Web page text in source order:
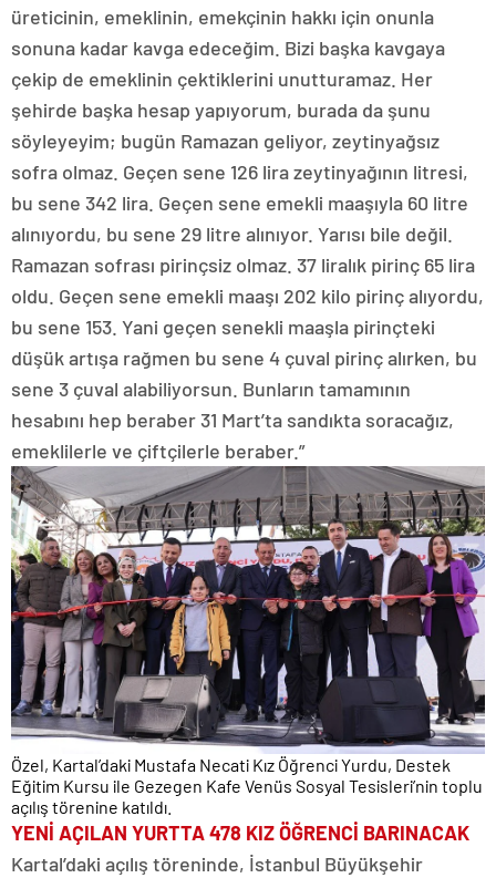
üreticinin, emeklinin, emekçinin hakkı için onunla
sonuna kadar kavga edeceğim. Bizi başka kavgaya
çekip de emeklinin çektiklerini unutturamaz. Her
şehirde başka hesap yapıyorum, burada da şunu
söyleyeyim; bugün Ramazan geliyor, zeytinyağsız
sofra olmaz. Geçen sene 126 lira zeytinyağının litresi,
bu sene 342 lira. Geçen sene emekli maaşıyla 60 litre
alınıyordu, bu sene 29 litre alınıyor. Yarısı bile değil.
Ramazan sofrası pirinçsiz olmaz. 37 liralık pirinç 65 lira
oldu. Geçen sene emekli maaşı 202 kilo pirinç alıyordu,
bu sene 153. Yani geçen senekli maaşla pirinçteki
düşük artışa rağmen bu sene 4 çuval pirinç alırken, bu
sene 3 çuval alabiliyorsun. Bunların tamamının
hesabını hep beraber 31 Mart’ta sandıkta soracağız,
emeklilerle ve çiftçilerle beraber.”
Özel, Kartal’daki Mustafa Necati Kız Öğrenci Yurdu, Destek
Eğitim Kursu ile Gezegen Kafe Venüs Sosyal Tesisleri’nin toplu
açılış törenine katıldı.
YENİ AÇILAN YURTTA 478 KIZ ÖĞRENCİ BARINACAK
Kartal’daki açılış töreninde, İstanbul Büyükşehir